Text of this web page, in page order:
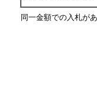
同一金額での入札が